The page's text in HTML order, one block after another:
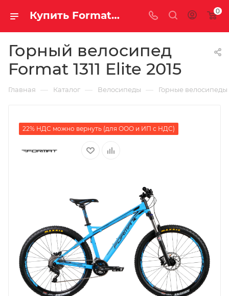
Купить Format 1311 Elite 2015 за рублей, а со скидкой 0
Горный велосипед
Format 1311 Elite 2015
Главная — Каталог — Велосипеды — Горные велосипеды
22% НДС можно вернуть (для ООО и ИП с НДС)